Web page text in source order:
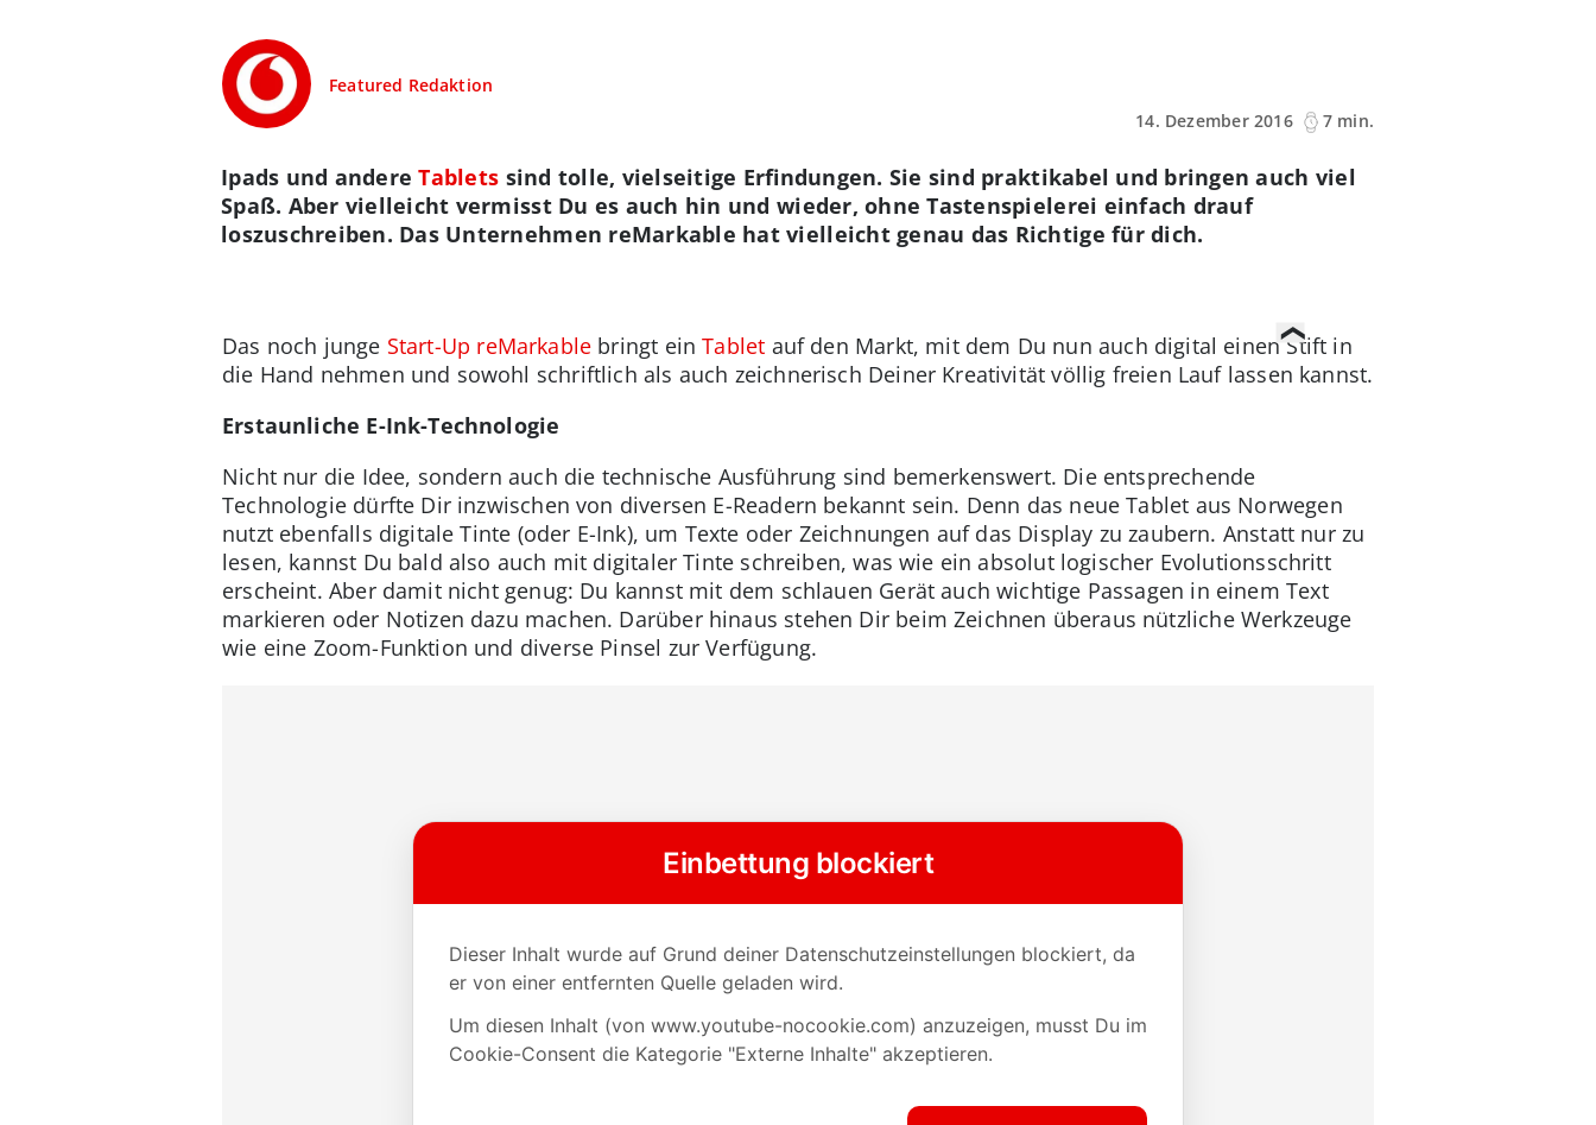
Featured Redaktion
14. Dezember 2016
7 min.
Ipads und andereTablets sind tolle, vielseitige Erfindungen. Sie sind praktikabel und bringen auch viel
Spaß. Aber vielleicht vermisst Du es auch hin und wieder, ohne Tastenspielerei einfach drauf
loszuschreiben. Das Unternehmen reMarkable hat vielleicht genau das Richtige für dich.
Das noch junge Start-Up reMarkable bringt einTablet auf den Markt, mit dem Du nun auch digital einen Stift in
die Hand nehmen und sowohl schriftlich als auch zeichnerisch Deiner Kreativität völlig freien Lauf lassen kannst.
Erstaunliche E-Ink-Technologie
Nicht nur die Idee, sondern auch die technische Ausführung sind bemerkenswert. Die entsprechende
Technologie dürfte Dir inzwischen von diversen E-Readern bekannt sein. Denn das neue Tablet aus Norwegen
nutzt ebenfalls digitale Tinte (oder E-Ink), um Texte oder Zeichnungen auf das Display zu zaubern. Anstatt nur zu
lesen, kannst Du bald also auch mit digitaler Tinte schreiben, was wie ein absolut logischer Evolutionsschritt
erscheint. Aber damit nicht genug: Du kannst mit dem schlauen Gerät auch wichtige Passagen in einem Text
markieren oder Notizen dazu machen. Darüber hinaus stehen Dir beim Zeichnen überaus nützliche Werkzeuge
wie eine Zoom-Funktion und diverse Pinsel zur Verfügung.